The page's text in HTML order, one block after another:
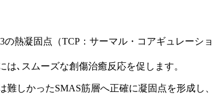
熱凝固点（TCP：サーマル・コアギュレーシ
､スムーズな創傷治癒反応を促します。
しかったSMAS筋層へ正確に凝固点を形成し